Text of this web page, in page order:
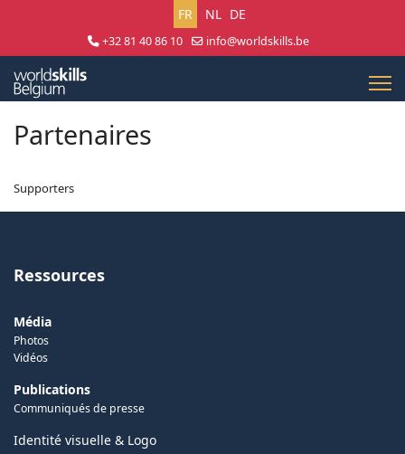
Sélectionnez votre langue
FR NL DE
+32 81 40 86 10
info@worldskills.be
Partenaires
Supporters
Ressources
Média
Photos
Vidéos
Publications
Communiqués de presse
Identité visuelle & Logo